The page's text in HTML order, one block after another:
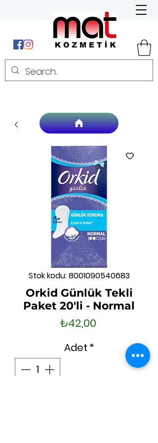
Stok kodu: 8001090540683
Orkid Günlük Tekli
Paket 20'li - Normal
₺42,00Fiyat
Adet *